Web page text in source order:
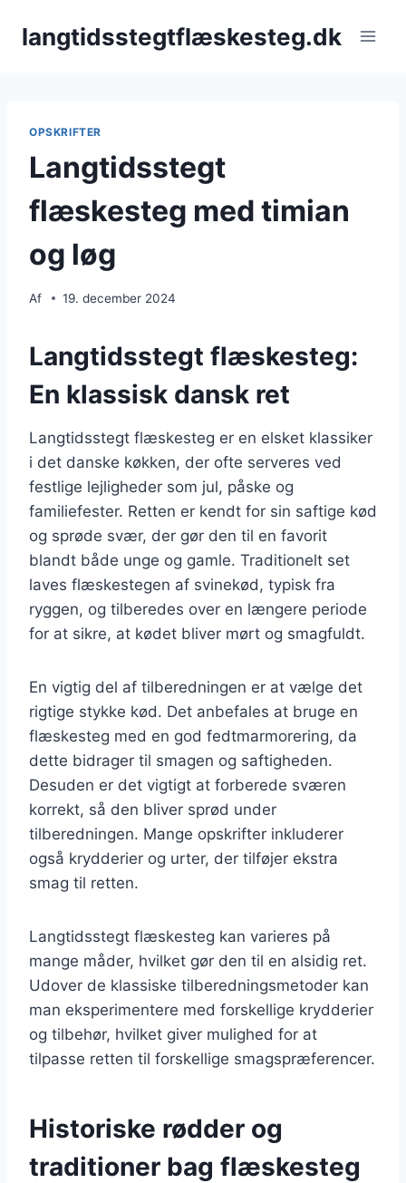
langtidsstegtflæskesteg.dk
OPSKRIFTER
Langtidsstegt
flæskesteg med timian
og løg
Af 19. december 2024
Langtidsstegt flæskesteg:
En klassisk dansk ret
Langtidsstegt flæskesteg er en elsket klassiker
i det danske køkken, der ofte serveres ved
festlige lejligheder som jul, påske og
familiefester. Retten er kendt for sin saftige kød
og sprøde svær, der gør den til en favorit
blandt både unge og gamle. Traditionelt set
laves flæskestegen af svinekød, typisk fra
ryggen, og tilberedes over en længere periode
for at sikre, at kødet bliver mørt og smagfuldt.
En vigtig del af tilberedningen er at vælge det
rigtige stykke kød. Det anbefales at bruge en
flæskesteg med en god fedtmarmorering, da
dette bidrager til smagen og saftigheden.
Desuden er det vigtigt at forberede sværen
korrekt, så den bliver sprød under
tilberedningen. Mange opskrifter inkluderer
også krydderier og urter, der tilføjer ekstra
smag til retten.
Langtidsstegt flæskesteg kan varieres på
mange måder, hvilket gør den til en alsidig ret.
Udover de klassiske tilberedningsmetoder kan
man eksperimentere med forskellige krydderier
og tilbehør, hvilket giver mulighed for at
tilpasse retten til forskellige smagspræferencer.
Historiske rødder og
traditioner bag flæskesteg